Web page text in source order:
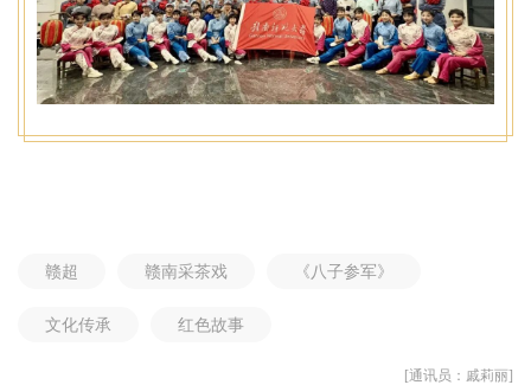
赣超 赣南采茶戏 《八子参军》
文化传承 红色故事
[通讯员：戚莉丽]